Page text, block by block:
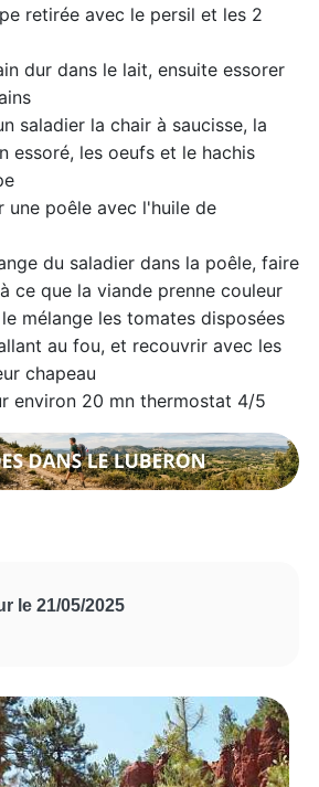
retirée avec le persil et les 2
dur dans le lait, ensuite essorer
saladier la chair à saucisse, la
essoré, les oeufs et le hachis
une poêle avec l'huile de
du saladier dans la poêle, faire
ce que la viande prenne couleur
mélange les tomates disposées
au fou, et recouvrir avec les
chapeau
environ 20 mn thermostat 4/5
le 21/05/2025